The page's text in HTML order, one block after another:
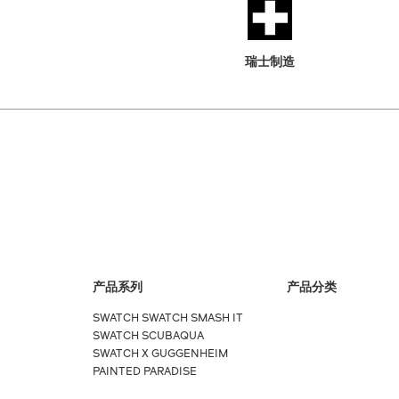
瑞士制造
产品系列
SWATCH SWATCH SMASH IT
SWATCH SCUBAQUA
SWATCH X GUGGENHEIM
PAINTED PARADISE
产品分类